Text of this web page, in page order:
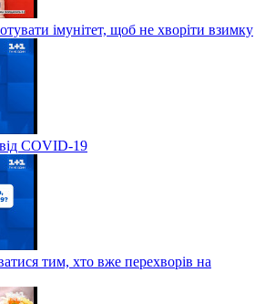
імунітет, щоб не хворіти взимку
COVID-19
тим, хто вже перехворів на